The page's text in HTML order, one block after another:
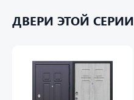
Дополнительно
Задвижка (ночник). Глазок
ДВЕРИ ЭТОЙ СЕРИИ